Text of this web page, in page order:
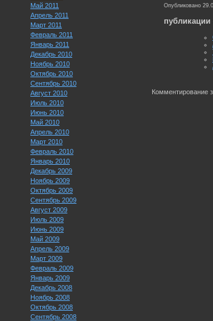
Май 2011
Апрель 2011
Март 2011
Февраль 2011
Январь 2011
Декабрь 2010
Ноябрь 2010
Октябрь 2010
Сентябрь 2010
Август 2010
Июль 2010
Июнь 2010
Май 2010
Апрель 2010
Март 2010
Февраль 2010
Январь 2010
Декабрь 2009
Ноябрь 2009
Октябрь 2009
Сентябрь 2009
Август 2009
Июль 2009
Июнь 2009
Май 2009
Апрель 2009
Март 2009
Февраль 2009
Январь 2009
Декабрь 2008
Ноябрь 2008
Октябрь 2008
Сентябрь 2008
Опубликовано
публикации
Комментирование